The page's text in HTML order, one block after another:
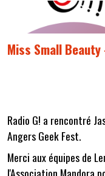
Miss Small
Radio G! a rencontré
Angers Geek Fest.
Merci aux équipes de